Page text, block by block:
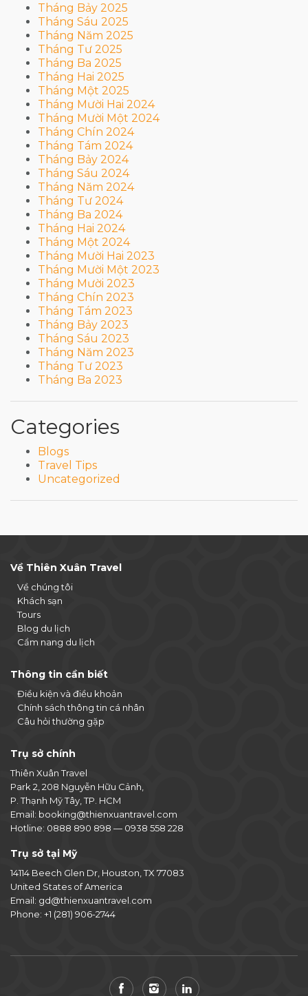
Tháng Bảy 2025
Tháng Sáu 2025
Tháng Năm 2025
Tháng Tư 2025
Tháng Ba 2025
Tháng Hai 2025
Tháng Một 2025
Tháng Mười Hai 2024
Tháng Mười Một 2024
Tháng Chín 2024
Tháng Tám 2024
Tháng Bảy 2024
Tháng Sáu 2024
Tháng Năm 2024
Tháng Tư 2024
Tháng Ba 2024
Tháng Hai 2024
Tháng Một 2024
Tháng Mười Hai 2023
Tháng Mười Một 2023
Tháng Mười 2023
Tháng Chín 2023
Tháng Tám 2023
Tháng Bảy 2023
Tháng Sáu 2023
Tháng Năm 2023
Tháng Tư 2023
Tháng Ba 2023
Categories
Blogs
Travel Tips
Uncategorized
Về Thiên Xuân Travel
Về chúng tôi
Khách sạn
Tours
Blog du lịch
Cẩm nang du lịch
Thông tin cần biết
Điều kiện và điều khoản
Chính sách thông tin cá nhân
Câu hỏi thường gặp
Trụ sở chính
Thiên Xuân Travel
Park 2, 208 Nguyễn Hữu Cảnh,
P. Thạnh Mỹ Tây, TP. HCM
Email: booking@thienxuantravel.com
Hotline: 0888 890 898 — 0938 558 228
Trụ sở tại Mỹ
14114 Beech Glen Dr, Houston, TX 77083
United States of America
Email: gd@thienxuantravel.com
Phone: +1 (281) 906-2744